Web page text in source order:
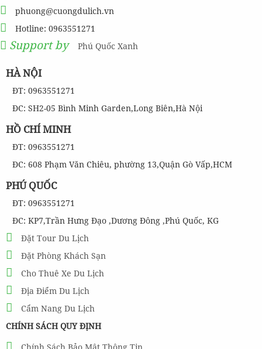
phuong@cuongdulich.vn
Hotline: 0963551271
Support by Phú Quốc Xanh
HÀ NỘI
ĐT: 0963551271
ĐC: SH2-05 Bình Minh Garden,Long Biên,Hà Nội
HỒ CHÍ MINH
ĐT: 0963551271
ĐC: 608 Phạm Văn Chiêu, phường 13,Quận Gò Vấp,HCM
PHÚ QUỐC
ĐT: 0963551271
ĐC: KP7,Trần Hưng Đạo ,Dương Đông ,Phú Quốc, KG
Đặt Tour Du Lịch
Đặt Phòng Khách Sạn
Cho Thuê Xe Du Lịch
Địa Điểm Du Lịch
Cẩm Nang Du Lịch
CHÍNH SÁCH QUY ĐỊNH